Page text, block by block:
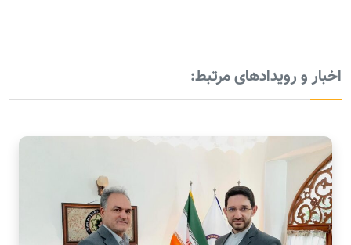
اخبار و رویدادهای مرتبط: